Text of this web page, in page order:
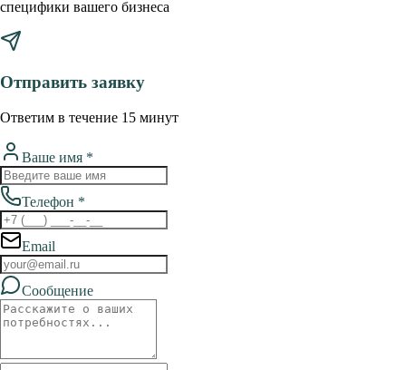
специфики вашего бизнеса
Отправить заявку
Ответим в течение 15 минут
Ваше имя *
Телефон *
Email
Сообщение